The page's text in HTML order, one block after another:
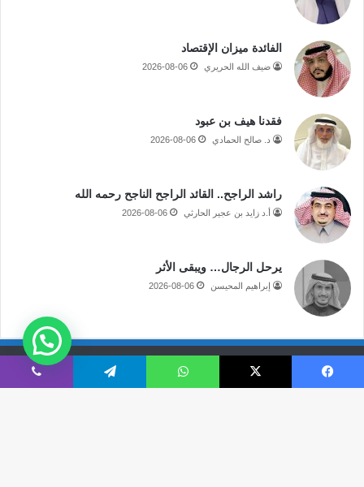
الفائدة ميزان الإقتصاد
ضيف الله الحريري 2026-08-06
فقدنا هيف بن عبود
د. صالح الحمادي 2026-08-06
راشد الراجح.. القائد الراجح الناجح رحمه الله
أ.د زايد بن عجير الحارثي 2026-08-06
يرحل الرجال… ويبقى الأثر
إبراهيم المحيسن 2026-08-06
جميع الحقوق محفوظة لموقع صحيفة مكة الإلكترونية
فيسبوك ‫X واتساب تيلقرام ڤايبر